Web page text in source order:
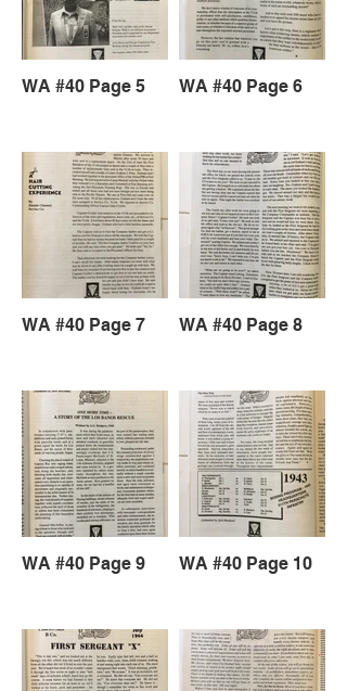
WA #40 Page 5 WA #40 Page 6
WA #40 Page 7 WA #40 Page 8
WA #40 Page 9 WA #40 Page 10